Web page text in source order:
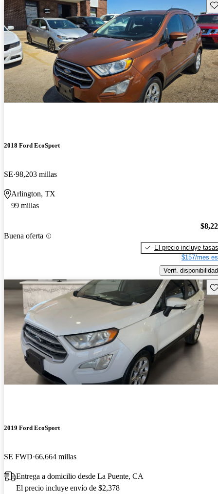
2018 Ford EcoSport
SE 98,203 millas
Arlington, TX
99 millas
Buena oferta
El precio incluye tasas
$157/mes
Verif. disponibilidad
2019 Ford EcoSport
SE FWD 66,664 millas
Entrega a domicilio desde La Puente, CA
El precio incluye envío de $2,378